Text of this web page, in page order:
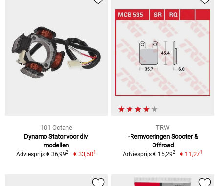
101 Octane
Dynamo Stator voor div.
modellen
Adviesprijs € 36,992 € 33,501
TRW
-Remvoeringen Scooter &
Offroad
Adviesprijs € 15,292 € 11,271